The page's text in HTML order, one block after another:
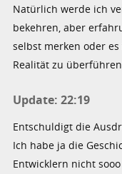
Natürlich werde ich
bekehren, aber
selbst merken oder
Realität zu
Update: 22:19
Entschuldigt die
Ich habe ja die
Entwicklern nicht